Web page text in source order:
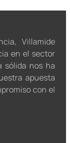
Villamide
en el sector
sólida nos ha
apuesta
con el